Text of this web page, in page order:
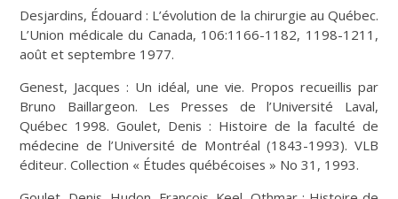
Desjardins, Édouard : L’évolution de la chirurgie au Québec.
L’Union médicale du Canada, 106:1166-1182, 1198-1211,
août et septembre 1977.
Genest, Jacques : Un idéal, une vie. Propos recueillis par
Bruno Baillargeon. Les Presses de l’Université Laval,
Québec 1998. Goulet, Denis : Histoire de la faculté de
médecine de l’Université de Montréal (1843-1993). VLB
éditeur. Collection « Études québécoises » No 31, 1993.